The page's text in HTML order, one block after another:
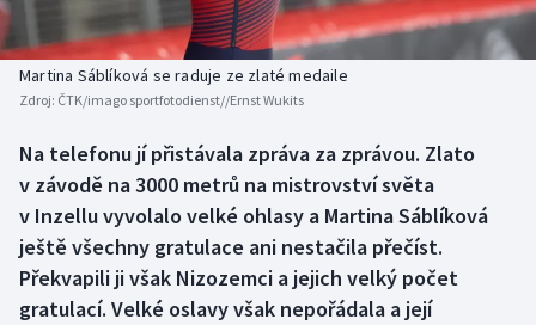
Biatlon
Boby a skeleton
Box
Curling
Florbal
Aplikace ČT sport
AZ kvíz
Martina Sáblíková se raduje ze zlaté medaile
Zdroj: ČTK/imago sportfotodienst//Ernst Wukits
Na telefonu jí přistávala zpráva za zprávou. Zlato
v závodě na 3000 metrů na mistrovství světa
v Inzellu vyvolalo velké ohlasy a Martina Sáblíková
ještě všechny gratulace ani nestačila přečíst.
Překvapili ji však Nizozemci a jejich velký počet
gratulací. Velké oslavy však nepořádala a její